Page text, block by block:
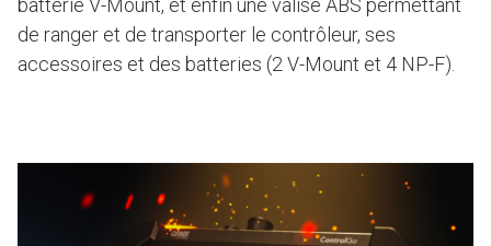
batterie V-Mount, et enfin une valise ABS permettant
de ranger et de transporter le contrôleur, ses
accessoires et des batteries (2 V-Mount et 4 NP-F).